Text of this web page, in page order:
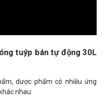
tuýp bán tự động 30L
dược phẩm có nhiều ứng
nhau: